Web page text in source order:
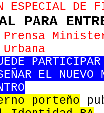
ESPECIAL DE
PARA
Prensa
EL NUEVO
porteño